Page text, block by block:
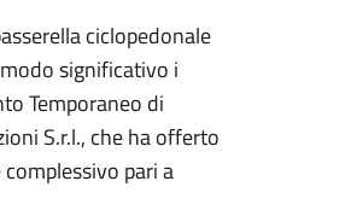
ciclopedonale
significativo i
Temporaneo di
S.r.l., che ha offerto
pari a